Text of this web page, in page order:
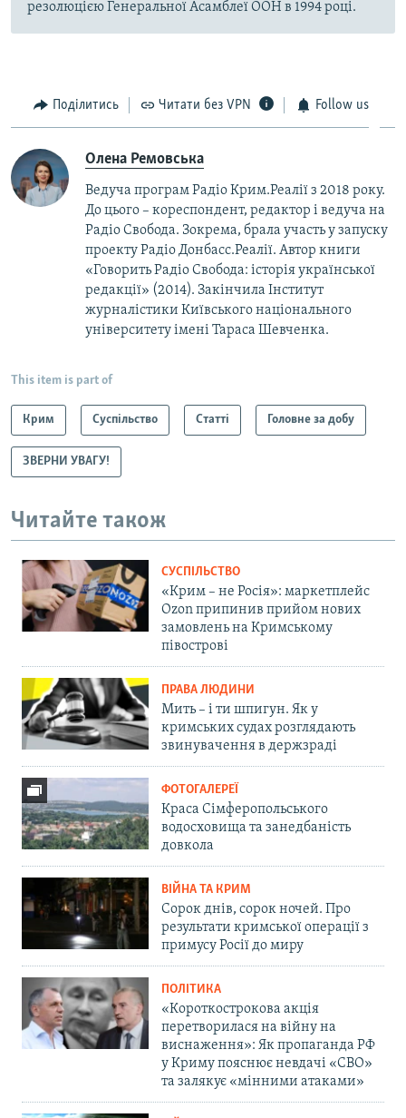
резолюцією Генеральної Асамблеї ООН в 1994 році.
Поділитись Читати без VPN Follow us
Олена Ремовська
Ведуча програм Радіо Крим.Реалії з 2018 року.
До цього – кореспондент, редактор і ведуча на
Радіо Свобода. Зокрема, брала участь у запуску
проекту Радіо Донбасс.Реалії. Автор книги
«Говорить Радіо Свобода: iсторія української
редакції» (2014). Закінчила Інститут
журналістики Київського національного
університету імені Тараса Шевченка.
This item is part of
Крим Суспільство Статті Головне за добу
ЗВЕРНИ УВАГУ!
Читайте також
СУСПІЛЬСТВО
«Крим – не Росія»: маркетплейс
Ozon припинив прийом нових
замовлень на Кримському
півострові
ПРАВА ЛЮДИНИ
Мить – і ти шпигун. Як у
кримських судах розглядають
звинувачення в держзраді
ФОТОГАЛЕРЕЇ
Краса Сімферопольського
водосховища та занедбаність
довкола
ВІЙНА ТА КРИМ
Сорок днів, сорок ночей. Про
результати кримської операції з
примусу Росії до миру
ПОЛІТИКА
«Короткострокова акція
перетворилася на війну на
виснаження»: Як пропаганда РФ
у Криму пояснює невдачі «СВО»
та залякує «мінними атаками»